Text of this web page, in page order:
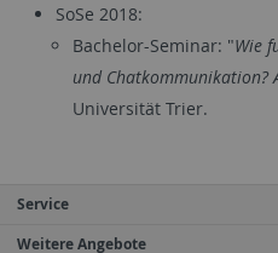
SoSe 2018:
Bachelor-Seminar: "Wie
und Chatkommunikation?
Universität Trier.
Service
Weitere Angebote